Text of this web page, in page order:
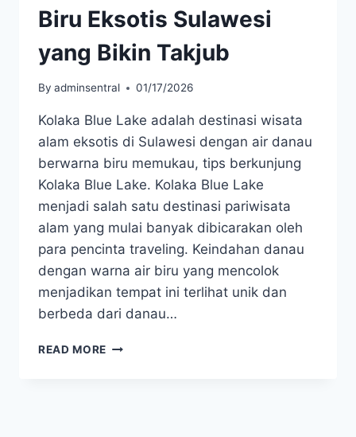
Biru Eksotis Sulawesi
yang Bikin Takjub
By adminsentral 01/17/2026
Kolaka Blue Lake adalah destinasi wisata
alam eksotis di Sulawesi dengan air danau
berwarna biru memukau, tips berkunjung
Kolaka Blue Lake. Kolaka Blue Lake
menjadi salah satu destinasi pariwisata
alam yang mulai banyak dibicarakan oleh
para pencinta traveling. Keindahan danau
dengan warna air biru yang mencolok
menjadikan tempat ini terlihat unik dan
berbeda dari danau…
READ MORE KOLAKA